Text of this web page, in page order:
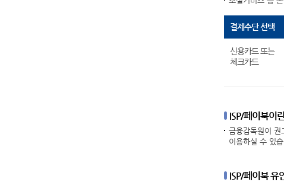
결제수단 선택
신용카드 또는
체크카드
ISP/페이북이
금융감독원이 권
이용하실 수 있습
ISP/페이북 유